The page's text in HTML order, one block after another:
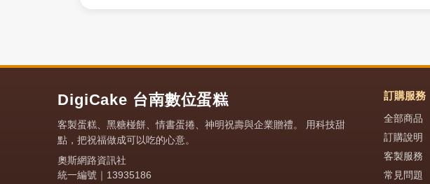
DigiCake 台南數位蛋糕
客製蛋糕、黑糖椪餅、情書蛋捲、神明祝壽與企業贈禮。 用科技甜
點，把祝福做成可以吃的心意。
奧斯網路資訊社
統一編號｜13935186
訂購服務
全部商品
訂購說明
客製服務
常見問題